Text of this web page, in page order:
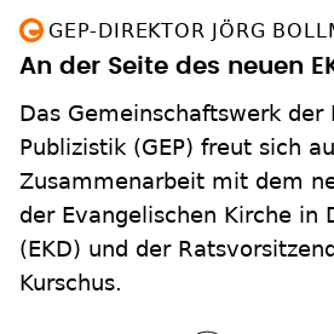
GEP-DIREKTOR JÖRG
An der Seite des neuen
Das Gemeinschaftswerk der
Publizistik (GEP) freut sich
Zusammenarbeit mit dem
der Evangelischen Kirche in
(EKD) und der
Kurschus.